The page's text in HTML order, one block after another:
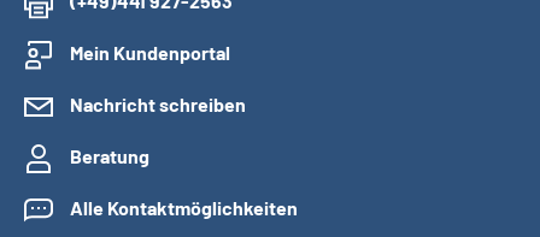
Mein Kundenportal
Nachricht schreiben
Beratung
Alle Kontaktmöglichkeiten